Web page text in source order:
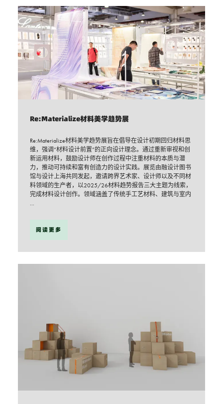
Re:Materialize材料美学趋势展
Re:Materialize材料美学趋势展旨在倡导在设计初期回归材料思
维，强调“材料设计前置”的正向设计理念。通过重新审视和创
新运用材料，鼓励设计师在创作过程中注重材料的本质与潜
力，推动可持续和富有创造力的设计实践。展览由融设计图书
馆与设计上海共同发起，邀请跨界艺术家、设计师以及不同材
料领域的生产者，以2025/26材料趋势报告三大主题为线索，
完成材料设计创作。领域涵盖了传统手工艺材料、建筑与室内
...
阅读更多